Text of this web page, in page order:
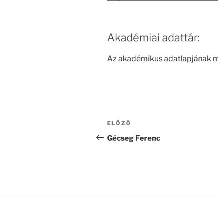
Akadémiai adattár:
Az akadémikus adatlapjának
Bejegyzés
navigáció
Korábbi
bejegyzés
ELŐZŐ
Gécseg Ferenc